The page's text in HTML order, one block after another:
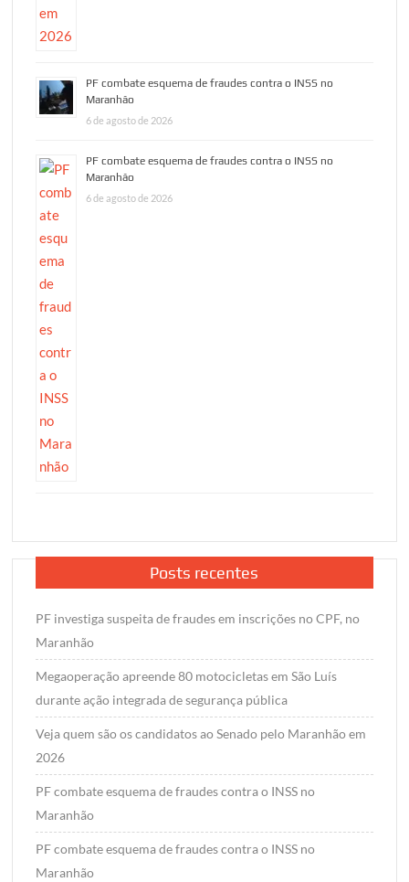
PF combate esquema de fraudes contra o INSS no
Maranhão
6 de agosto de 2026
PF combate esquema de fraudes contra o INSS no
Maranhão
6 de agosto de 2026
Posts recentes
PF investiga suspeita de fraudes em inscrições no CPF, no
Maranhão
Megaoperação apreende 80 motocicletas em São Luís
durante ação integrada de segurança pública
Veja quem são os candidatos ao Senado pelo Maranhão em
2026
PF combate esquema de fraudes contra o INSS no
Maranhão
PF combate esquema de fraudes contra o INSS no
Maranhão